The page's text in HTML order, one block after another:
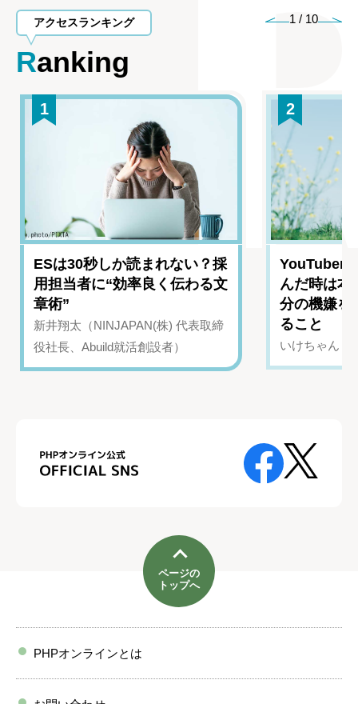
アクセスランキング
Ranking
1 / 10
1
ESは30秒しか読まれない？採
用担当者に“効率良く伝わる文
章術”
新井翔太（NINJAPAN(株) 代表取締
役社長、Abuild就活創設者）
2
YouTuber
んだ時は
分の機嫌を
ること
いけちゃん（
ページの
トップへ
PHPオンラインとは